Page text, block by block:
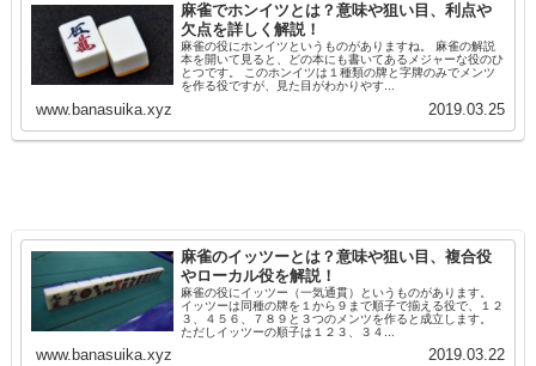
麻雀でホンイツとは？意味や狙い目、利点や
欠点を詳しく解説！
麻雀の役にホンイツというものがありますね。 麻雀の解説
本を開いて見ると、どの本にも書いてあるメジャーな役のひ
とつです。 このホンイツは１種類の牌と字牌のみでメンツ
を作る役ですが、見た目がわかりやす...
www.banasuika.xyz 2019.03.25
麻雀のイッツーとは？意味や狙い目、複合役
やローカル役を解説！
麻雀の役にイッツー（一気通貫）というものがあります。
イッツーは同種の牌を１から９まで順子で揃える役で、１２
３、４５６、７８９と３つのメンツを作ると成立します。
ただしイッツーの順子は１２３、３４...
www.banasuika.xyz 2019.03.22